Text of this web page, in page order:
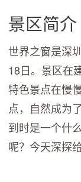
景区简介
世界之窗是深
18日。景区在
特色景点在慢
点，自然成为
到时是一个什
呢？今天深探